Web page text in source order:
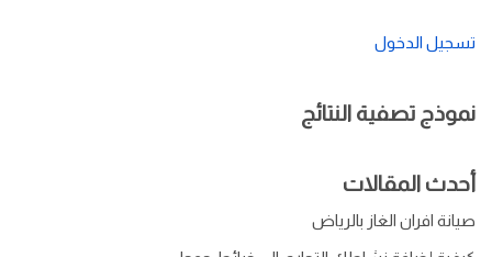
تسجيل الدخول
نموذج تصفية النتائج
أحدث المقالات
صيانة افران الغاز بالرياض